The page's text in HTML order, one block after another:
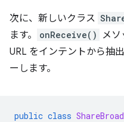
次に、新しいクラス
ます。
onReceive()
メ
URL をインテントから抽
ーします。
public class